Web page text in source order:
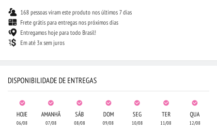
168 pessoas viram este produto nos últimos 7 dias
Frete grátis para entregas nos próximos dias
Entregamos hoje para todo Brasil!
Em até 3x sem juros
DISPONIBILIDADE DE ENTREGAS
HOJE
06/08
AMANHÃ
07/08
SÁB
08/08
DOM
09/08
SEG
10/08
TER
11/08
QUA
12/08